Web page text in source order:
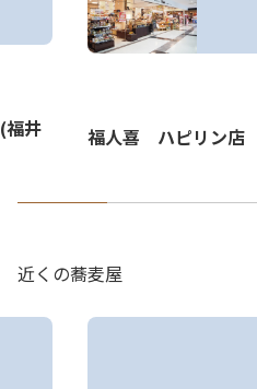
井 福人喜 ハピリン店
近くの蕎麦屋